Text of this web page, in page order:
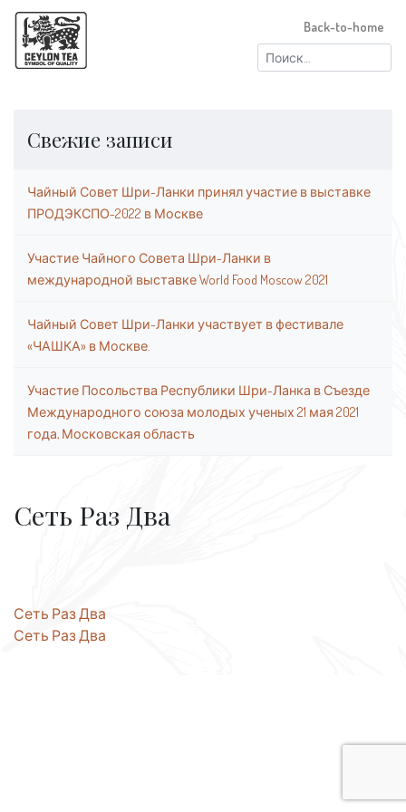
Найти:
Back-to-home
Свежие записи
Чайный Совет Шри-Ланки принял участие в выставке
ПРОДЭКСПО-2022 в Москве
Участие Чайного Совета Шри-Ланки в
международной выставке World Food Moscow 2021
Чайный Совет Шри-Ланки участвует в фестивале
«ЧАШКА» в Москве.
Участие Посольства Республики Шри-Ланка в Съезде
Международного союза молодых ученых 21 мая 2021
года, Московская область
Сеть Раз Два
Навигация
по
Сеть Раз Два
Сеть Раз Два